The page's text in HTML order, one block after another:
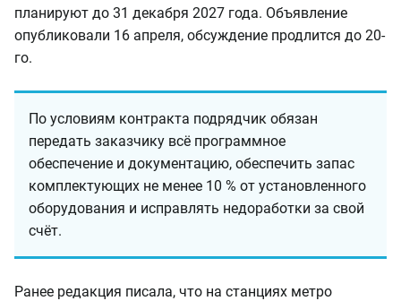
планируют до 31 декабря 2027 года. Объявление
опубликовали 16 апреля, обсуждение продлится до 20-
го.
По условиям контракта подрядчик обязан
передать заказчику всё программное
обеспечение и документацию, обеспечить запас
комплектующих не менее 10 % от установленного
оборудования и исправлять недоработки за свой
счёт.
Ранее редакция писала, что на станциях метро